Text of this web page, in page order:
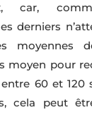
car,
derniers
moyennes
moyen pour
60 et 120
cela peut